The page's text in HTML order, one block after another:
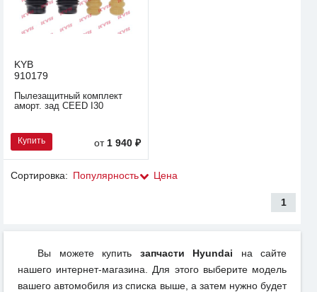
KYB
910179
Пылезащитный комплект
аморт. зад CEED I30
Купить от 1 940 ₽
Сортировка: Популярность Цена
1
Вы можете купить запчасти Hyundai на сайте
нашего интернет-магазина. Для этого выберите модель
вашего автомобиля из списка выше, а затем нужно будет